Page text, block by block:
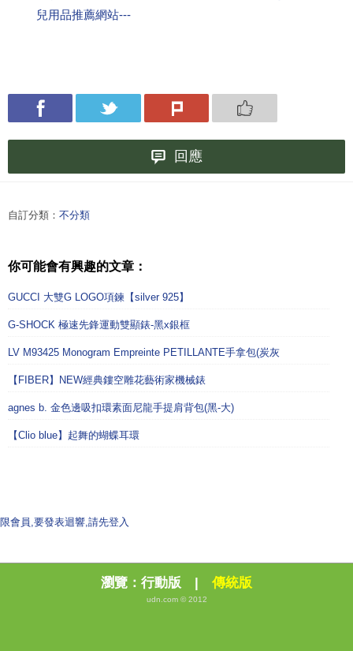
兒用品推薦網站---
回應
自訂分類： 不分類
你可能會有興趣的文章：
GUCCI 大雙G LOGO項鍊【silver 925】
G-SHOCK 極速先鋒運動雙顯錶-黑x銀框
LV M93425 Monogram Empreinte PETILLANTE手拿包(炭灰
【FIBER】NEW經典鏤空雕花藝術家機械錶
agnes b. 金色邊吸扣環素面尼龍手提肩背包(黑-大)
【Clio blue】起舞的蝴蝶耳環
限會員,要發表迴響,請先登入
瀏覽： 行動版 | 傳統版
udn.com © 2012